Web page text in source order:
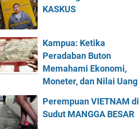
KASKUS
Kampua: Ketika
Peradaban Buton
Memahami Ekonomi,
Moneter, dan Nilai Uang
Perempuan VIETNAM di
Sudut MANGGA BESAR